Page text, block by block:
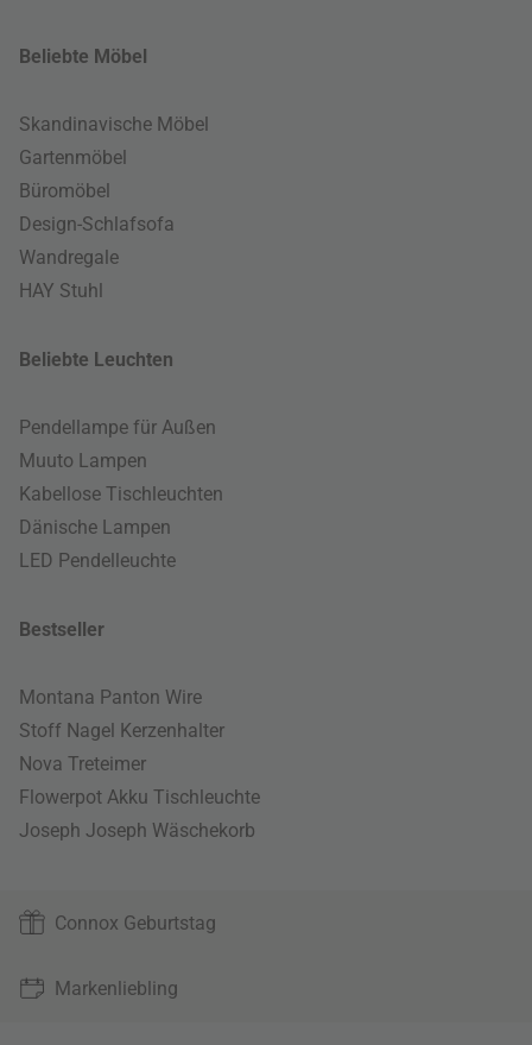
Beliebte Möbel
Skandinavische Möbel
Gartenmöbel
Büromöbel
Design-Schlafsofa
Wandregale
HAY Stuhl
Beliebte Leuchten
Pendellampe für Außen
Muuto Lampen
Kabellose Tischleuchten
Dänische Lampen
LED Pendelleuchte
Bestseller
Montana Panton Wire
Stoff Nagel Kerzenhalter
Nova Treteimer
Flowerpot Akku Tischleuchte
Joseph Joseph Wäschekorb
Connox Geburtstag
Markenliebling